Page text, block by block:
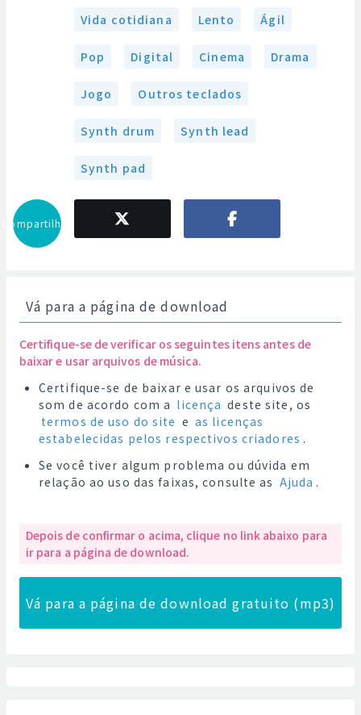
Vida cotidiana Lento Ágil
Pop Digital Cinema Drama
Jogo Outros teclados
Synth drum Synth lead
Synth pad
Compartilhar
Vá para a página de download
Certifique-se de verificar os seguintes itens antes de
baixar e usar arquivos de música.
Certifique-se de baixar e usar os arquivos de
som de acordo com a licença deste site, os
termos de uso do site e as licenças
estabelecidas pelos respectivos criadores .
Se você tiver algum problema ou dúvida em
relação ao uso das faixas, consulte as Ajuda .
Depois de confirmar o acima, clique no link abaixo para
ir para a página de download.
Vá para a página de download gratuito (mp3)